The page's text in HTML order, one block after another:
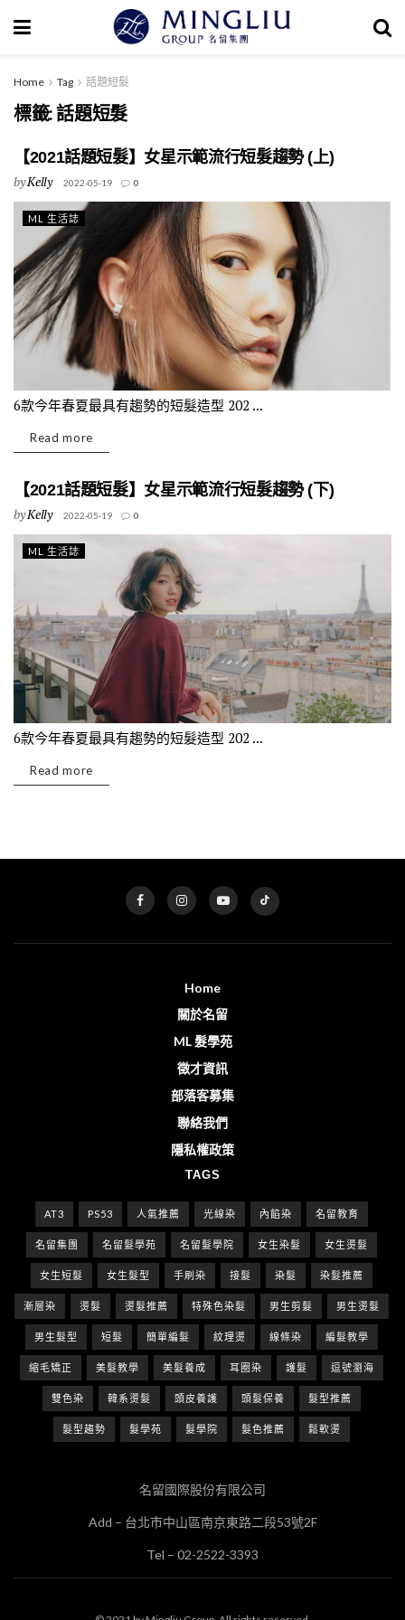
Home Tag 話題短髮
標籤:話題短髮
【2021話題短髮】女星示範流行短髮趨勢 (上)
byKelly 2022-05-19 0
ML 生活誌
6款今年春夏最具有趨勢的短髮造型 202 ...
Read more
【2021話題短髮】女星示範流行短髮趨勢 (下)
byKelly 2022-05-19 0
ML 生活誌
6款今年春夏最具有趨勢的短髮造型 202 ...
Read more
Home
關於名留
ML 髮學苑
徵才資訊
部落客募集
聯絡我們
隱私權政策
TAGS
AT3 PS53 人氣推薦 光線染 內餡染 名留教育
名留集團 名留髮學苑 名留髮學院 女生染髮 女生燙髮
女生短髮 女生髮型 手刷染 接髮 染髮 染髮推薦
漸層染 燙髮 燙髮推薦 特殊色染髮 男生剪髮 男生燙髮
男生髮型 短髮 簡單編髮 紋理燙 線條染 編髮教學
縮毛矯正 美髮教學 美髮養成 耳圈染 護髮 逗號瀏海
雙色染 韓系燙髮 頭皮養護 頭髮保養 髮型推薦
髮型趨勢 髮學苑 髮學院 髮色推薦 鬆軟燙
名留國際股份有限公司
Add – 台北市中山區南京東路二段53號2F
Tel – 02-2522-3393